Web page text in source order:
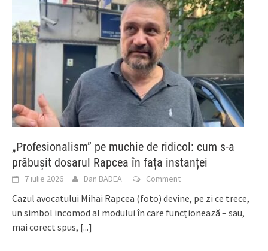
„Profesionalism” pe muchie de ridicol: cum s-a
prăbușit dosarul Rapcea în fața instanței
7 iulie 2026 Dan BADEA Comment
Cazul avocatului Mihai Rapcea (foto) devine, pe zi ce trece,
un simbol incomod al modului în care funcționează – sau,
mai corect spus, [...]